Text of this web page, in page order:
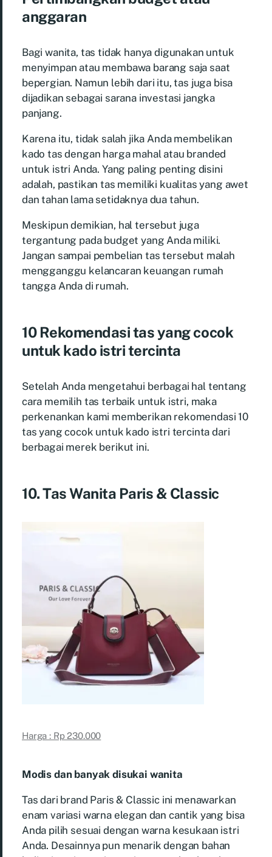
anggaran
Bagi wanita, tas tidak hanya digunakan untuk
menyimpan atau membawa barang saja saat
bepergian. Namun lebih dari itu, tas juga bisa
dijadikan sebagai sarana investasi jangka
panjang.
Karena itu, tidak salah jika Anda membelikan
kado tas dengan harga mahal atau branded
untuk istri Anda. Yang paling penting disini
adalah, pastikan tas memiliki kualitas yang awet
dan tahan lama setidaknya dua tahun.
Meskipun demikian, hal tersebut juga
tergantung pada budget yang Anda miliki.
Jangan sampai pembelian tas tersebut malah
mengganggu kelancaran keuangan rumah
tangga Anda di rumah.
10 Rekomendasi tas yang cocok
untuk kado istri tercinta
Setelah Anda mengetahui berbagai hal tentang
cara memilih tas terbaik untuk istri, maka
perkenankan kami memberikan rekomendasi 10
tas yang cocok untuk kado istri tercinta dari
berbagai merek berikut ini.
10. Tas Wanita Paris & Classic
Harga : Rp 230.000
Modis dan banyak disukai wanita
Tas dari brand Paris & Classic ini menawarkan
enam variasi warna elegan dan cantik yang bisa
Anda pilih sesuai dengan warna kesukaan istri
Anda. Desainnya pun menarik dengan bahan